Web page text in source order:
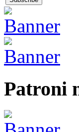
Patroni